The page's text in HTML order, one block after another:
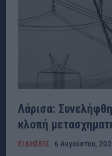
Λάρισα:
κλοπή
ΕΙΔΗΣΕΙΣ 6 Αυγούστου,